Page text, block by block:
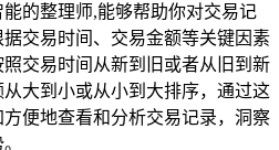
的整理师,能够帮助你对交易记
交易时间、交易金额等关键因素
交易时间从新到旧或者从旧到新
大到小或从小到大排序，通过这
便地查看和分析交易记录，洞察